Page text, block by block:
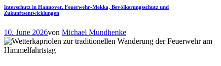
Interschutz in Hannover. Feuerwehr-Mekka, Bevölkerungsschutz und
Zukunftsentwicklungen
10. June 2026von Michael Mundhenke